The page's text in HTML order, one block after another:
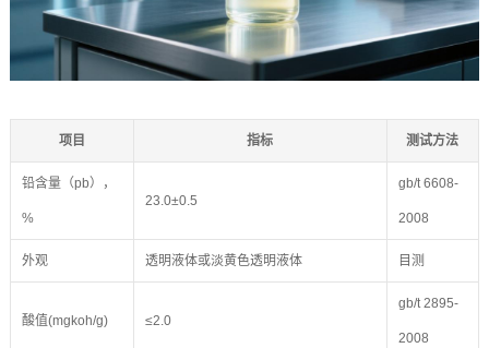
项目 指标 测试方法
铅含量（pb），
%
23.0±0.5
gb/t 6608-
2008
外观 透明液体或淡黄色透明液体 目测
酸值(mgkoh/g) ≤2.0
gb/t 2895-
2008